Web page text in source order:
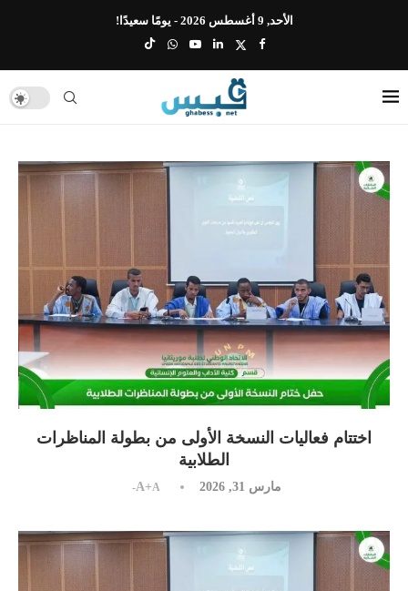
الأحد, 9 أغسطس 2026 - يومًا سعيدًا!
اختتام فعاليات النسخة الأولى من بطولة المناظرات
الطلابية
مارس 31, 2026 A+A-